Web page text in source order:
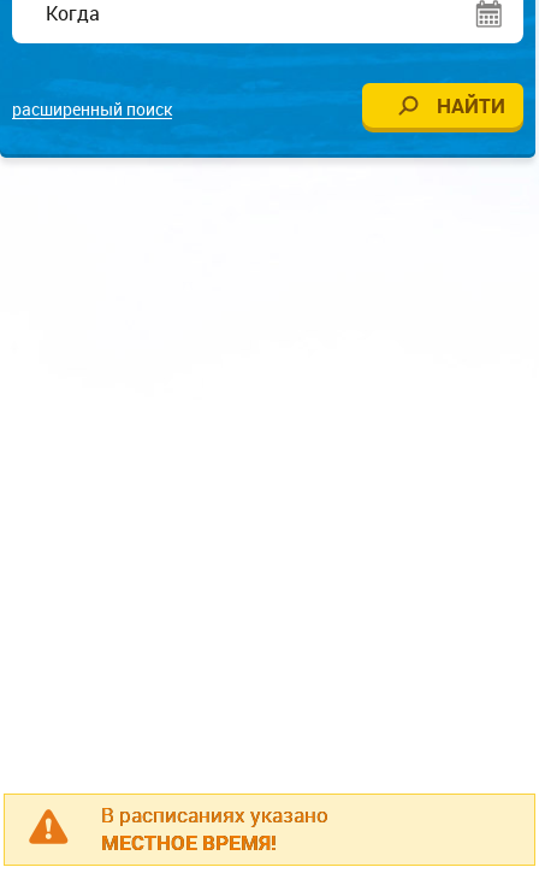
расширенный поиск
В расписаниях указано
МЕСТНОЕ ВРЕМЯ!